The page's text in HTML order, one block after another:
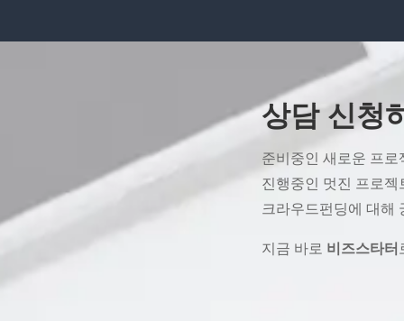
상담 신청
준비중인 새로운 프
진행중인 멋진 프로
크라우드펀딩에 대해
지금 바로 비즈스타터